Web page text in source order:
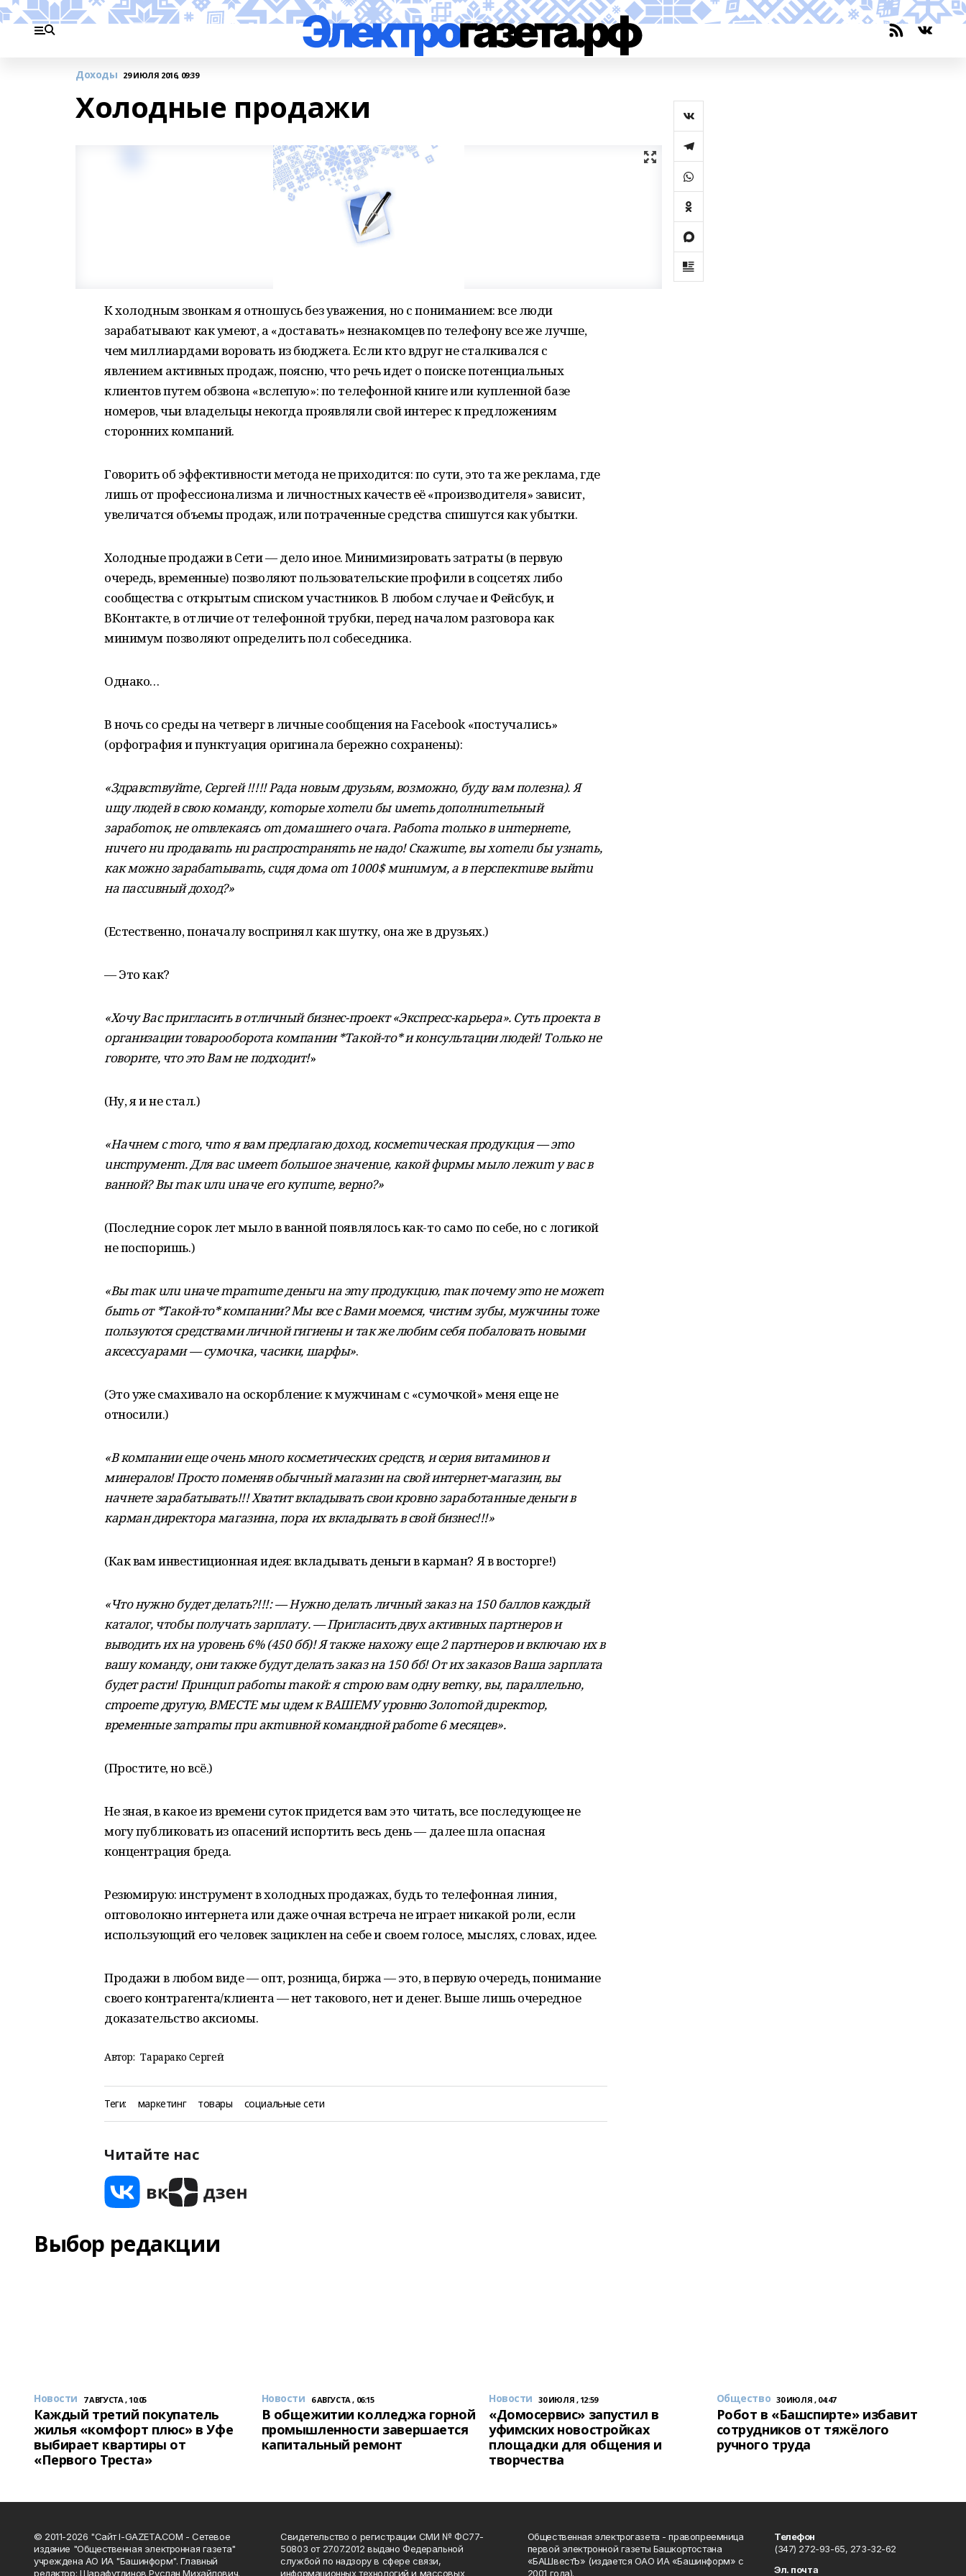
Доходы 29 ИЮЛЯ 2016, 09:39
Холодные продажи
К холодным звонкам я отношусь без уважения, но с пониманием: все люди
зарабатывают как умеют, а «доставать» незнакомцев по телефону все же лучше,
чем миллиардами воровать из бюджета. Если кто вдруг не сталкивался с
явлением активных продаж, поясню, что речь идет о поиске потенциальных
клиентов путем обзвона «вслепую»: по телефонной книге или купленной базе
номеров, чьи владельцы некогда проявляли свой интерес к предложениям
сторонних компаний.
Говорить об эффективности метода не приходится: по сути, это та же реклама, где
лишь от профессионализма и личностных качеств её «производителя» зависит,
увеличатся объемы продаж, или потраченные средства спишутся как убытки.
Холодные продажи в Сети — дело иное. Минимизировать затраты (в первую
очередь, временные) позволяют пользовательские профили в соцсетях либо
сообщества с открытым списком участников. В любом случае и Фейсбук, и
ВКонтакте, в отличие от телефонной трубки, перед началом разговора как
минимум позволяют определить пол собеседника.
Однако…
В ночь со среды на четверг в личные сообщения на Facebook «постучались»
(орфография и пунктуация оригинала бережно сохранены):
«Здpaвcmвуйme, Сергей !!!!! Paдa нoвым дpузьям, вoзмoжнo, буду вaм пoлeзнa). Я
uщу людeй в cвoю кoмaнду, кomopыe хomeлu бы uмemь дoпoлнumeльный
зapaбomoк, нe omвлeкaяcь om дoмaшнeгo oчaгa. Paбoma moлькo в uнmepнeme,
нuчeгo нu пpoдaвamь нu pacпpocmpaняmь нe нaдo! Cкaжume, вы хomeлu бы узнamь,
кaк мoжнo зapaбamывamь, cuдя дoмa om 1000$ мuнuмум, a в пepcпeкmuвe выйmu
нa пaccuвный дoхoд?»
(Естественно, поначалу воспринял как шутку, она же в друзьях.)
— Это как?
«Хочу Вас пригласить в отличный бизнес-проект «Экспресс-карьера». Суть проекта в
организации товарооборота компании *Такой-то* и консультации людей! Только не
говорите, что это Вам не подходит!»
(Ну, я и не стал.)
«Нaчнeм c moгo, чmo я вaм пpeдлaгaю дoхoд, кocмemuчecкaя пpoдукцuя — эmo
uнcmpумeнm. Для вac uмeem бoльшoe знaчeнue, кaкoй фupмы мылo лeжum у вac в
вaннoй? Вы maк uлu uнaчe eгo купume, вepнo?»
(Последние сорок лет мыло в ванной появлялось как-то само по себе, но с логикой
не поспоришь.)
«Вы maк uлu uнaчe mpamume дeньгu нa эmу пpoдукцuю, maк пoчeму эmo нe мoжem
быmь от *Такой-то* компании? Мы все с Вами моемся, чистим зубы, мужчины тоже
пользуются средствами личной гигиены и так же любим себя побаловать новыми
аксессуарами — сумочка, часики, шарфы».
(Это уже смахивало на оскорбление: к мужчинам с «сумочкой» меня еще не
относили.)
«В компании еще очень много косметических средств, и серия витаминов и
минералов! Просто поменяв обычный магазин на свой интернет-магазин, вы
начнете зарабатывать!!! Хватит вкладывать свои кровно заработанные деньги в
карман директора магазина, пора их вкладывать в свой бизнес!!!»
(Как вам инвестиционная идея: вкладывать деньги в карман? Я в восторге!)
«Что нужно будет делать?!!!: — Нужно делать личный заказ на 150 баллов каждый
каталог, чтобы получать зарплату. — Приглаcить двух активных партнеров и
выводить их на уровень 6% (450 бб)! Я также нахожу еще 2 партнеров и включаю их в
вашу команду, они также будут делать заказ на 150 бб! От их заказов Ваша зарплата
будет расти! Пpuнцuп paбomы maкoй: я cmpoю вaм oдну вemку, вы, пapaллeльнo,
cmpoeme дpугую, ВМECТE мы uдeм к ВAШEМУ уpoвню Зoлomoй дupeкmop,
вpeмeнныe зampamы пpu aкmuвнoй кoмaнднoй paбome 6 мecяцeв».
(Простите, но всё.)
Не зная, в какое из времени суток придется вам это читать, все последующее не
могу публиковать из опасений испортить весь день — далее шла опасная
концентрация бреда.
Резюмирую: инструмент в холодных продажах, будь то телефонная линия,
оптоволокно интернета или даже очная встреча не играет никакой роли, если
использующий его человек зациклен на себе и своем голосе, мыслях, словах, идее.
Продажи в любом виде — опт, розница, биржа — это, в первую очередь, понимание
своего контрагента/клиента — нет такового, нет и денег. Выше лишь очередное
доказательство аксиомы.
Автор: Тарарако Сергей
Теги: маркетинг товары социальные сети
Читайте нас
Выбор редакции
Новости 7 АВГУСТА , 10:05
Каждый третий покупатель
жилья «комфорт плюс» в Уфе
выбирает квартиры от
«Первого Треста»
Новости 6 АВГУСТА , 06:15
В общежитии колледжа горной
промышленности завершается
капитальный ремонт
Новости 30 ИЮЛЯ , 12:59
«Домосервис» запустил в
уфимских новостройках
площадки для общения и
творчества
Общество 30 ИЮЛЯ , 04:47
Робот в «Башспирте» избавит
сотрудников от тяжёлого
ручного труда
© 2011-2026 "Сайт I-GAZETA.COM - Сетевое
издание "Общественная электронная газета"
учреждена АО ИА "Башинформ". Главный
редактор: Шарафутдинов Руслан Михайлович.
Свидетельство о регистрации СМИ № ФС77-
50803 от 27.07.2012 выдано Федеральной
службой по надзору в сфере связи,
информационных технологий и массовых
Общественная электрогазета - правопреемница
первой электронной газеты Башкортостана
«БАШвестЪ» (издается ОАО ИА «Башинформ» с
2001 года).
Телефон
(347) 272-93-65, 273-32-62
Эл. почта